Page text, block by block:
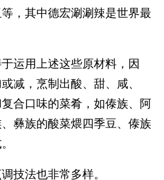
，其中德宏涮涮辣是世界最
运用上述这些原材料，因
减，烹制出酸、甜、咸、
合口味的菜肴，如傣族、阿
彝族的酸菜煨四季豆、傣族
技法也非常多样。